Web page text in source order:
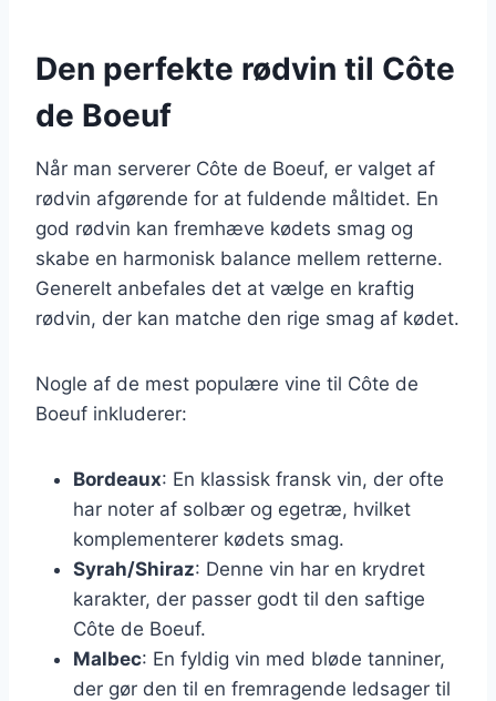
Den perfekte rødvin til Côte
de Boeuf
Når man serverer Côte de Boeuf, er valget af
rødvin afgørende for at fuldende måltidet. En
god rødvin kan fremhæve kødets smag og
skabe en harmonisk balance mellem retterne.
Generelt anbefales det at vælge en kraftig
rødvin, der kan matche den rige smag af kødet.
Nogle af de mest populære vine til Côte de
Boeuf inkluderer:
Bordeaux: En klassisk fransk vin, der ofte
har noter af solbær og egetræ, hvilket
komplementerer kødets smag.
Syrah/Shiraz: Denne vin har en krydret
karakter, der passer godt til den saftige
Côte de Boeuf.
Malbec: En fyldig vin med bløde tanniner,
der gør den til en fremragende ledsager til